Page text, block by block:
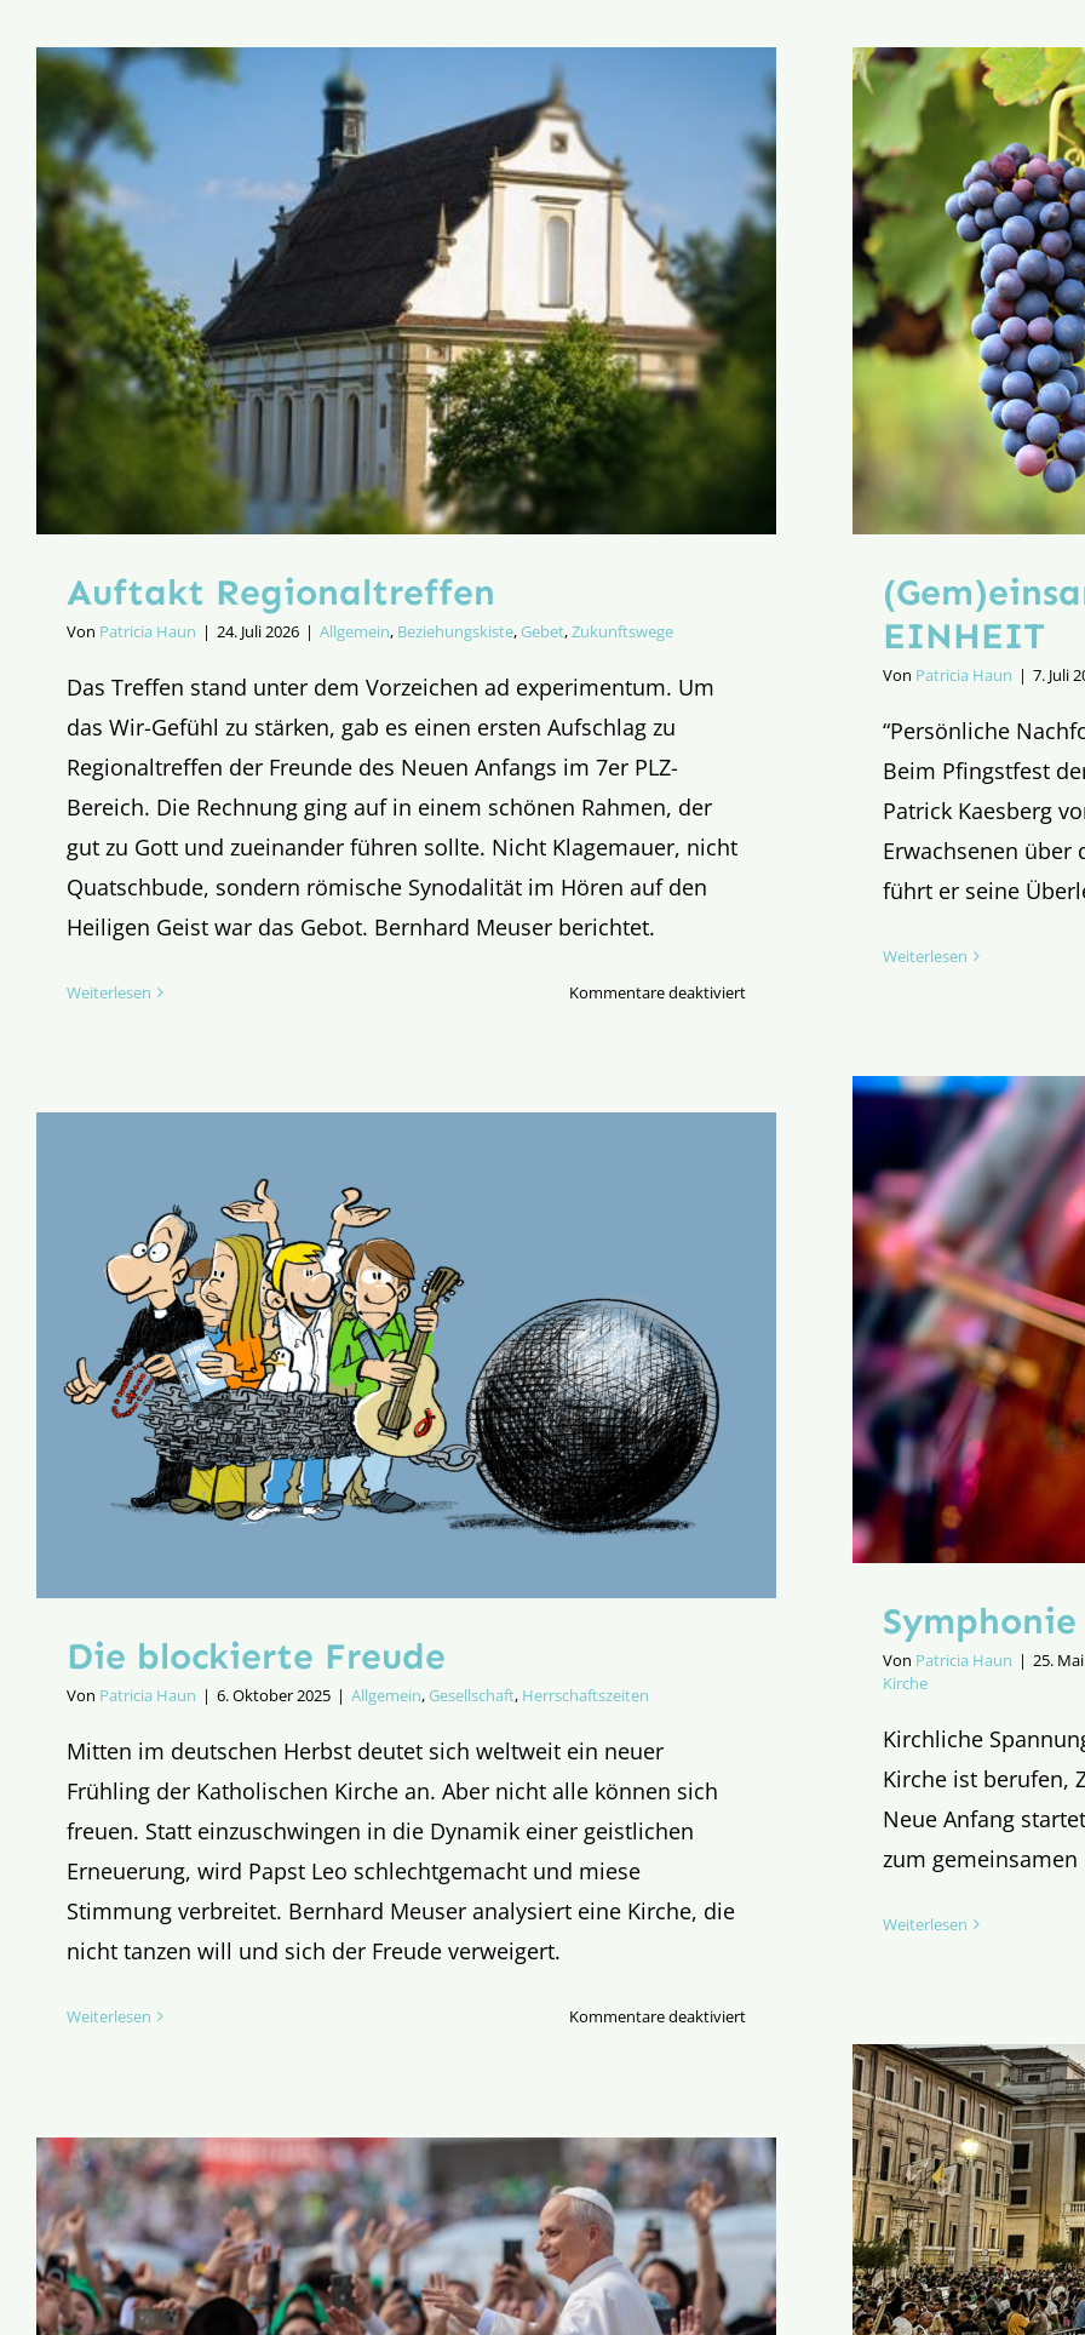
Auftakt Regionaltreffen
Von Patricia Haun | 24. Juli 2026 | Allgemein, Beziehungskiste,Gebet,Zukunftswege
Das Treffen stand unter dem Vorzeichen ad experimentum. Um
das Wir-Gefühl zu stärken, gab es einen ersten Aufschlag zu
Regionaltreffen der Freunde des Neuen Anfangs im 7er PLZ-
Bereich. Die Rechnung ging auf in einem schönen Rahmen, der
gut zu Gott und zueinander führen sollte. Nicht Klagemauer, nicht
Quatschbude, sondern römische Synodalität im Hören auf den
Heiligen Geist war das Gebot. Bernhard Meuser berichtet.
Weiterlesen Kommentare deaktiviertfür
EINHEIT
Von Patricia Haun | 7. Juli
“Persönliche
Beim Pfingstfest
Patrick Kaesberg
Erwachsenen über
führt er seine
Weiterlesen
Von Patricia Haun | 25.
Kirche
Kirchliche
Kirche ist berufen,
Neue Anfang
zum
Weiterlesen
Die blockierte Freude
Von Patricia Haun | 6. Oktober 2025 | Allgemein,Gesellschaft, Herrschaftszeiten
Mitten im deutschen Herbst deutet sich weltweit ein neuer
Frühling der Katholischen Kirche an. Aber nicht alle können sich
freuen. Statt einzuschwingen in die Dynamik einer geistlichen
Erneuerung, wird Papst Leo schlechtgemacht und miese
Stimmung verbreitet. Bernhard Meuser analysiert eine Kirche, die
nicht tanzen will und sich der Freude verweigert.
Weiterlesen Kommentare deaktiviertfür